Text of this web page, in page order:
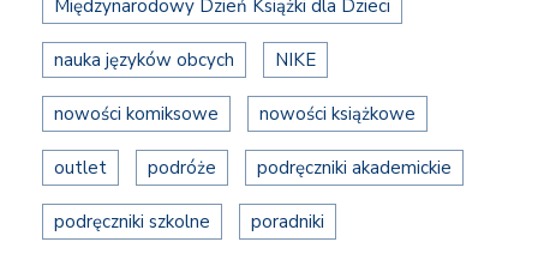
Międzynarodowy Dzień Książki dla Dzieci
nauka języków obcych NIKE
nowości komiksowe nowości książkowe
outlet podróże podręczniki akademickie
podręczniki szkolne poradniki